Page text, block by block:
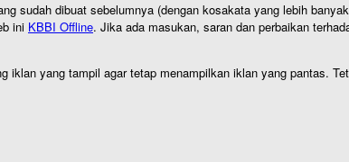
sudah dibuat sebelumnya (dengan kosakata yang lebih
ini KBBI Offline. Jika ada masukan, saran dan perbaikan
iklan yang tampil agar tetap menampilkan iklan yang pantas.